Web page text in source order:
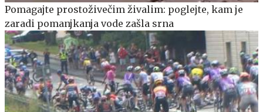
Pomagajte prostoživečim živalim: poglejte, kam je
zaradi pomanjkanja vode zašla srna